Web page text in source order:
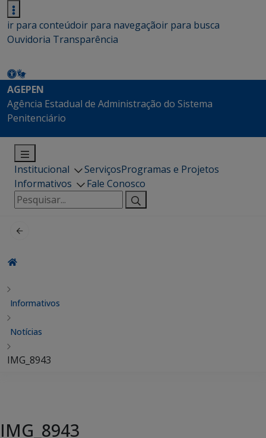
ir para conteúdoir para navegaçãoir para busca
Ouvidoria Transparência
AGEPEN
Agência Estadual de Administração do Sistema
Penitenciário
Institucional ServiçosProgramas e Projetos
Informativos
Fale Conosco
Pesquisar
por:
Informativos
Notícias
IMG_8943
IMG_8943